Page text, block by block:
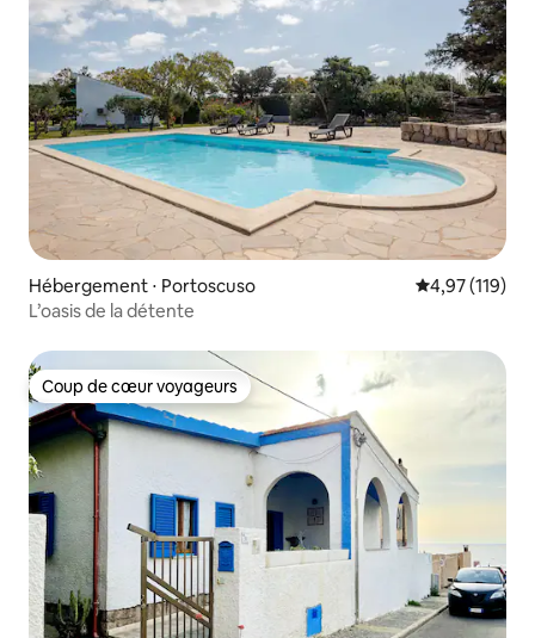
Hébergement ⋅ Portoscuso Évaluation
4,97 (119)
L’oasis de la détente
Coup de cœur voyageurs
Coup de cœur voyageurs